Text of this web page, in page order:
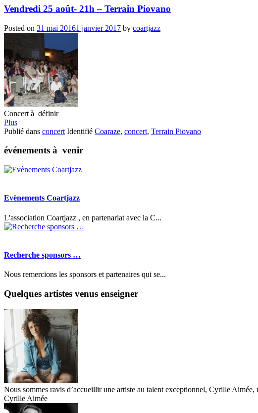
Vendredi 25 août- 21h – Terrain Piovano
Posted on 31 mai 20161 janvier 2017 by coartjazz
Concert à définir
Plus
Publié dans concert Identifié Coaraze, concert, Terrain Piovano
événements à venir
Evènements Coartjazz
L'association Coartjazz , en partenariat avec la C...
Recherche sponsors …
Nous remercions les sponsors et partenaires qui se...
Quelques artistes venus enseigner
Nous sommes ravis d’accueillir une artiste au talent exceptionnel, Cyrille Aimée,
Cyrille Aimée